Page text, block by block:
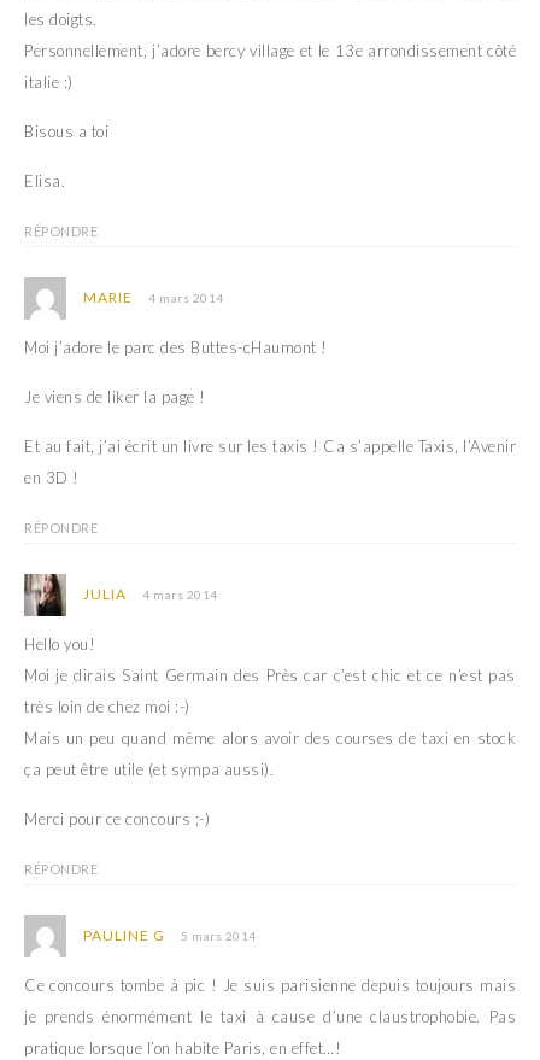
les doigts.
Personnellement, j’adore bercy village et le 13e arrondissement côté
italie :)
Bisous a toi
Elisa.
RÉPONDRE
MARIE 4 mars 2014
Moi j’adore le parc des Buttes-cHaumont !
Je viens de liker la page !
Et au fait, j’ai écrit un livre sur les taxis ! Ca s’appelle Taxis, l’Avenir
en 3D !
RÉPONDRE
JULIA 4 mars 2014
Hello you!
Moi je dirais Saint Germain des Près car c’est chic et ce n’est pas
très loin de chez moi :-)
Mais un peu quand même alors avoir des courses de taxi en stock
ça peut être utile (et sympa aussi).
Merci pour ce concours ;-)
RÉPONDRE
PAULINE G 5 mars 2014
Ce concours tombe à pic ! Je suis parisienne depuis toujours mais
je prends énormément le taxi à cause d’une claustrophobie. Pas
pratique lorsque l’on habite Paris, en effet…!